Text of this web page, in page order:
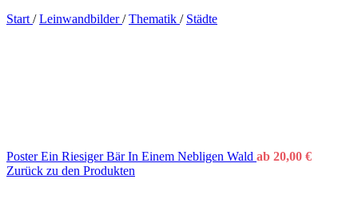
Start / Leinwandbilder/ Thematik / Städte
Poster Ein Riesiger Bär In Einem Nebligen Wald ab 20,00 €
Zurück zu den Produkten